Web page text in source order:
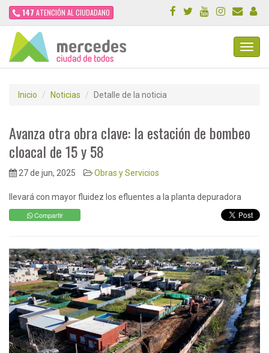
147 ATENCIÓN AL CIUDADANO
Inicio Noticias Detalle de la noticia
Avanza otra obra clave: la estación de bombeo
cloacal de 15 y 58
27 de jun, 2025 Obras y Servicios
llevará con mayor fluidez los efluentes a la planta depuradora
Compartir